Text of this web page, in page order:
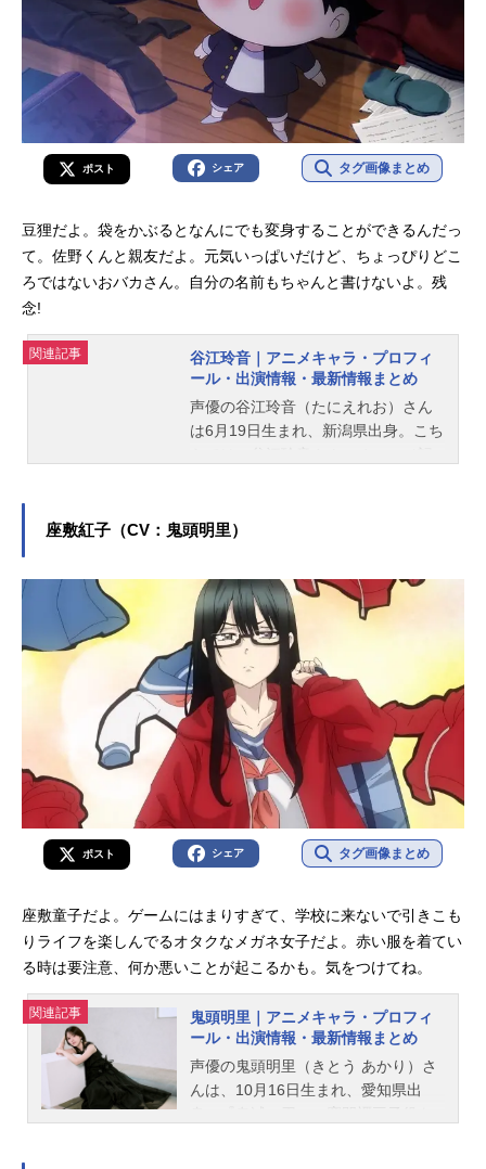
ポスト シェア タグ画像まとめ
豆狸だよ。袋をかぶるとなんにでも変身することができるんだっ
て。佐野くんと親友だよ。元気いっぱいだけど、ちょっぴりどこ
ろではないおバカさん。自分の名前もちゃんと書けないよ。残
念!
関連記事
谷江玲音｜アニメキャラ・プロフィ
ール・出演情報・最新情報まとめ
声優の谷江玲音（たにえれお）さん
は6月19日生まれ、新潟県出身。こち
座敷紅子（CV：鬼頭明里）
ポスト シェア タグ画像まとめ
座敷童子だよ。ゲームにはまりすぎて、学校に来ないで引きこも
りライフを楽しんでるオタクなメガネ女子だよ。赤い服を着てい
る時は要注意、何か悪いことが起こるかも。気をつけてね。
関連記事
鬼頭明里｜アニメキャラ・プロフィ
ール・出演情報・最新情報まとめ
声優の鬼頭明里（きとう あかり）さ
んは、10月16日生まれ、愛知県出